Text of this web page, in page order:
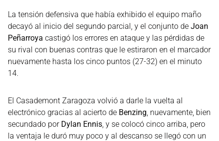
La tensión defensiva que había exhibido el equipo maño
decayó al inicio del segundo parcial, y el conjunto de Joan
Peñarroya castigó los errores en ataque y las pérdidas de
su rival con buenas contras que le estiraron en el marcador
nuevamente hasta los cinco puntos (27-32) en el minuto
14.
El Casademont Zaragoza volvió a darle la vuelta al
electrónico gracias al acierto de Benzing , nuevamente, bien
secundado por Dylan Ennis , y se colocó cinco arriba, pero
la ventaja le duró muy poco y al descanso se llegó con un